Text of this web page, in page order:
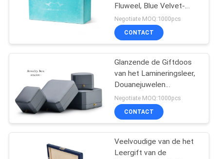
VRAAG
SITEMAP
PRIVACYBELEID
Fluweel, Blue Velvet-
Juwelendoos
Negotiate MOQ:1000pcs
CONTACT
Glanzende de Giftdoos
van het Lamineringsleer,
Douanejuwelen
Verpakking met Embleem
Negotiate MOQ:1000pcs
CONTACT
Veelvoudige van de het
Leergift van de